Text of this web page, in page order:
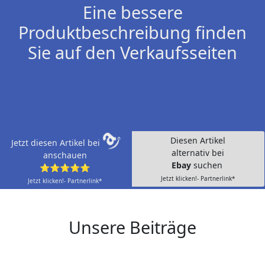
Eine bessere
Produktbeschreibung finden
Sie auf den Verkaufsseiten
Jetzt diesen Artikel bei
anschauen
⭐⭐⭐⭐⭐
Jetzt klicken!- Partnerlink*
Diesen Artikel
alternativ bei
Ebay suchen
Jetzt klicken!- Partnerlink*
Unsere Beiträge